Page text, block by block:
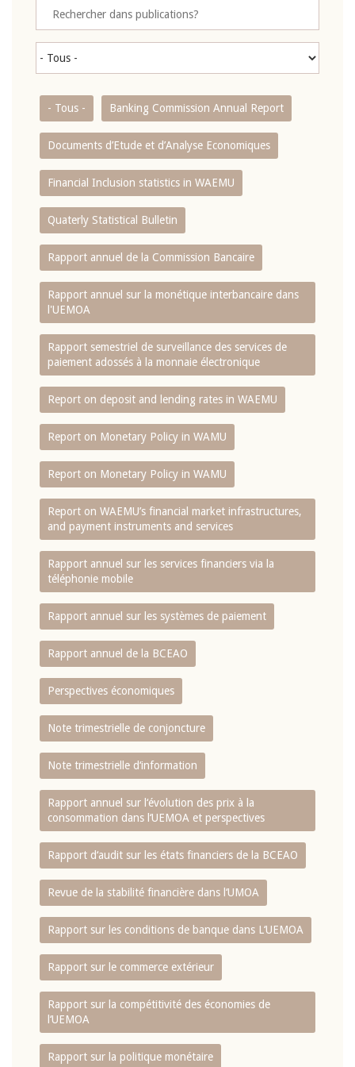
- Tous - Banking Commission Annual Report
Documents d’Etude et d’Analyse Economiques
Financial Inclusion statistics in WAEMU
Quaterly Statistical Bulletin
Rapport annuel de la Commission Bancaire
Rapport annuel sur la monétique interbancaire dans
l'UEMOA
Rapport semestriel de surveillance des services de
paiement adossés à la monnaie électronique
Report on deposit and lending rates in WAEMU
Report on Monetary Policy in WAMU
Report on Monetary Policy in WAMU
Report on WAEMU’s financial market infrastructures,
and payment instruments and services
Rapport annuel sur les services financiers via la
téléphonie mobile
Rapport annuel sur les systèmes de paiement
Rapport annuel de la BCEAO
Perspectives économiques
Note trimestrielle de conjoncture
Note trimestrielle d‘information
Rapport annuel sur l‘évolution des prix à la
consommation dans l‘UEMOA et perspectives
Rapport d‘audit sur les états financiers de la BCEAO
Revue de la stabilité financière dans l‘UMOA
Rapport sur les conditions de banque dans L‘UEMOA
Rapport sur le commerce extérieur
Rapport sur la compétitivité des économies de
l‘UEMOA
Rapport sur la politique monétaire